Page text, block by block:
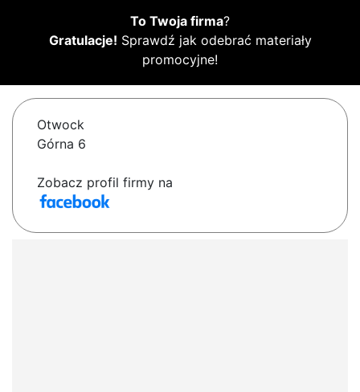
To Twoja firma?
Gratulacje! Sprawdź jak odebrać materiały
promocyjne!
Otwock
Górna 6
Zobacz profil firmy na